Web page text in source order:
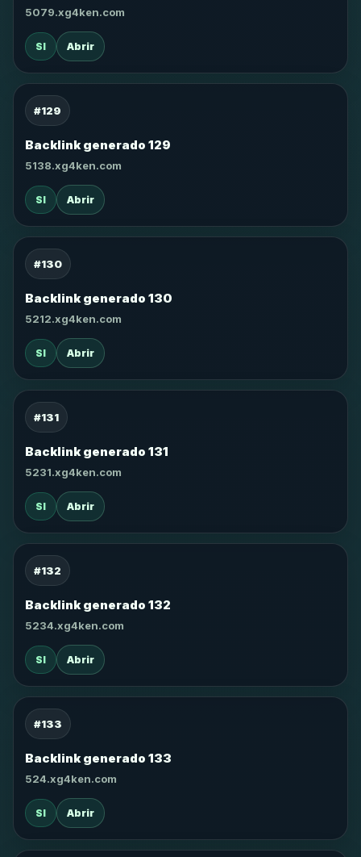
5079.xg4ken.com
SI Abrir
#129
Backlink generado 129
5138.xg4ken.com
SI Abrir
#130
Backlink generado 130
5212.xg4ken.com
SI Abrir
#131
Backlink generado 131
5231.xg4ken.com
SI Abrir
#132
Backlink generado 132
5234.xg4ken.com
SI Abrir
#133
Backlink generado 133
524.xg4ken.com
SI Abrir